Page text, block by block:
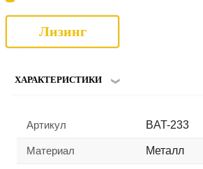
Лизинг
ХАРАКТЕРИСТИКИ
Артикул BAT-233
Материал Металл